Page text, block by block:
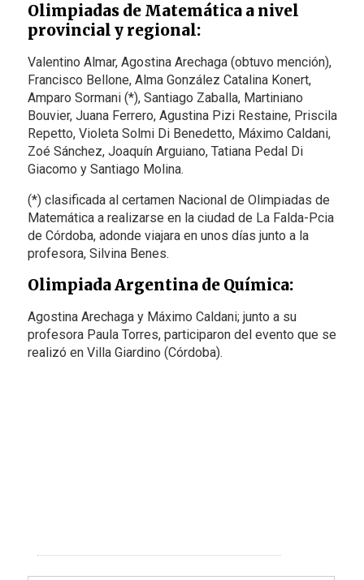
Olimpiadas de Matemática a nivel
provincial y regional:
Valentino Almar, Agostina Arechaga (obtuvo mención),
Francisco Bellone, Alma González Catalina Konert,
Amparo Sormani (*), Santiago Zaballa, Martiniano
Bouvier, Juana Ferrero, Agustina Pizi Restaine, Priscila
Repetto, Violeta Solmi Di Benedetto, Máximo Caldani,
Zoé Sánchez, Joaquín Arguiano, Tatiana Pedal Di
Giacomo y Santiago Molina.
(*) clasificada al certamen Nacional de Olimpiadas de
Matemática a realizarse en la ciudad de La Falda-Pcia
de Córdoba, adonde viajara en unos días junto a la
profesora, Silvina Benes.
Olimpiada Argentina de Química:
Agostina Arechaga y Máximo Caldani; junto a su
profesora Paula Torres, participaron del evento que se
realizó en Villa Giardino (Córdoba).